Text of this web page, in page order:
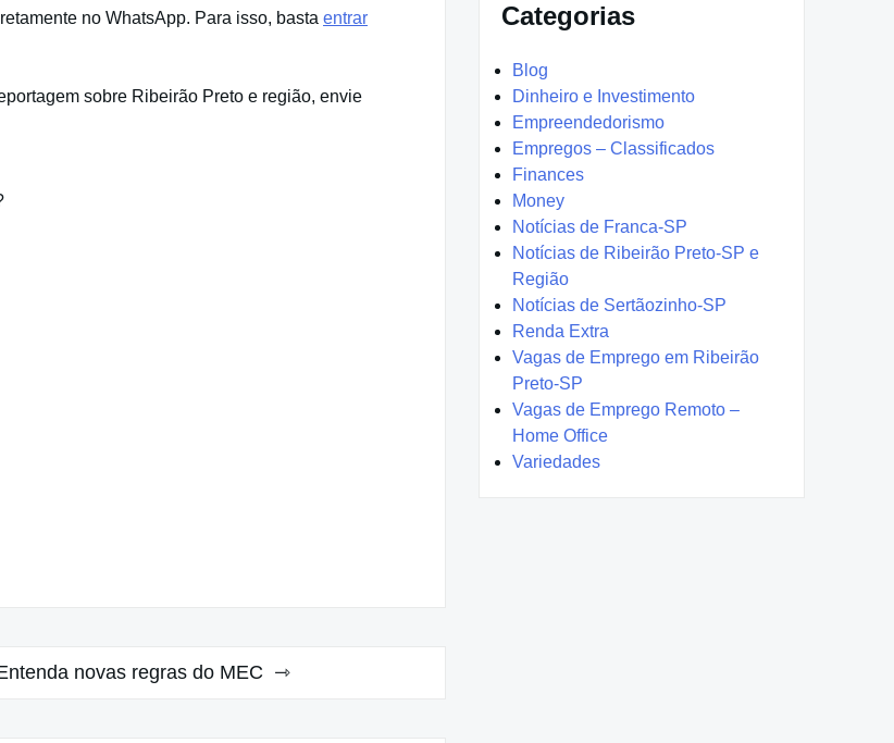
no WhatsApp. Para isso, basta entrar
sobre Ribeirão Preto e região, envie
novas regras do MEC
Categorias
Blog
Dinheiro e Investimento
Empreendedorismo
Empregos – Classificados
Finances
Money
Notícias de Franca-SP
Notícias de Ribeirão Preto-SP e
Região
Notícias de Sertãozinho-SP
Renda Extra
Vagas de Emprego em Ribeirão
Preto-SP
Vagas de Emprego Remoto –
Home Office
Variedades